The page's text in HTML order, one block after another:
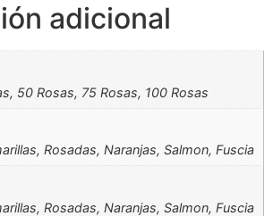
adicional
50 Rosas, 75 Rosas, 100 Rosas
Rosadas, Naranjas, Salmon, Fuscia
Rosadas, Naranjas, Salmon, Fuscia